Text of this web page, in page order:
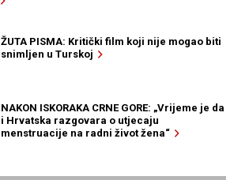
ŽUTA PISMA: Kritički film koji nije mogao biti
snimljen u Turskoj
NAKON ISKORAKA CRNE GORE: „Vrijeme je da
i Hrvatska razgovara o utjecaju
menstruacije na radni život žena“